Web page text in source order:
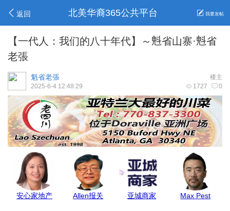
返回 北美华裔365公共平台 我要发帖
【一代人：我们的八十年代】～𣁽省山寨·𣁽省
老張
楼主
魁省老張
1727 0
2025-6-4 12:48:29
安心家地产 Allen报关 亚城商家 Max Pest